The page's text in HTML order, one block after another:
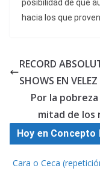
posibilidad de que
hacia los que
RECORD
SHOWS EN
Por la
mitad de los
Hoy en Concepto
Cara o Ceca